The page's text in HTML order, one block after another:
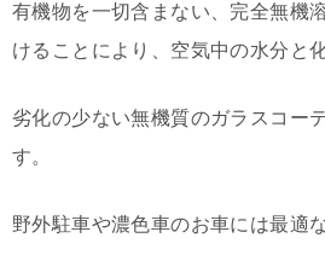
有機物を一切含まない、完全無機
けることにより、空気中の水分と
劣化の少ない無機質のガラスコー
す。
野外駐車や濃色車のお車には最適